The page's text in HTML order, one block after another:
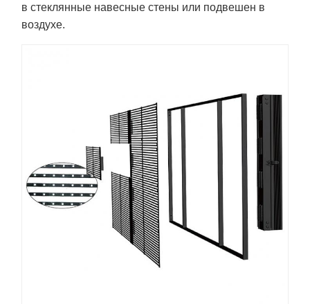
в стеклянные навесные стены или подвешен в
воздухе.